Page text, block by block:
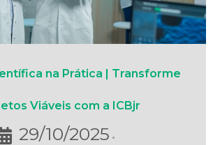
na Prática | Transforme
Viáveis com a ICBjr
29/10/2025 •